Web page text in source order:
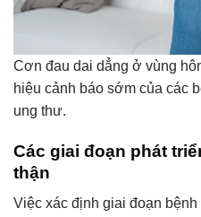
Cơn đau dai dẳng ở vùng
hiệu cảnh báo sớm của các
ung thư.
Các giai đoạn phát
thận
Việc xác định giai đoạn